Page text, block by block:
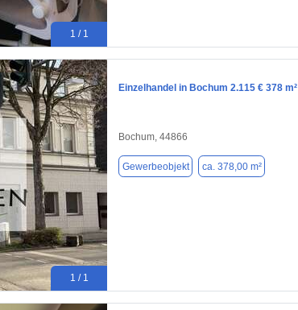
1 / 1
1 / 1
Einzelhandel in Bochum 2.115 € 378 m²
Bochum, 44866
Gewerbeobjekt ca. 378,00 m²